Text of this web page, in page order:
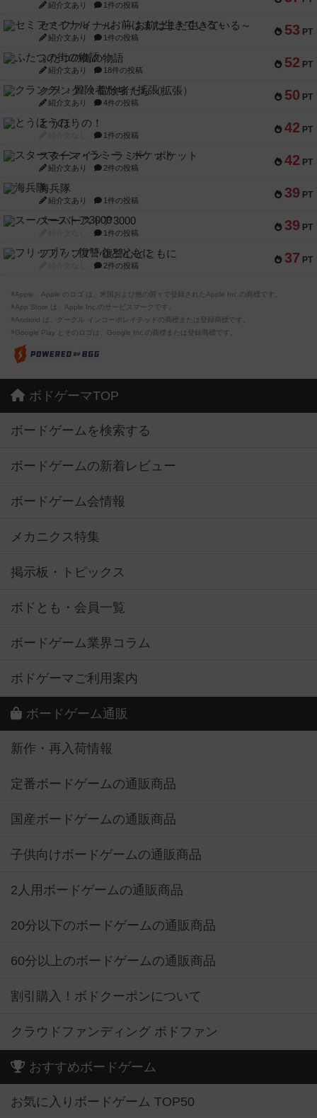
紹介文あり 1件の投稿
53 PT
セミファイナル ～お前はまだ生きている～
紹介文あり 1件の投稿
52 PT
ふたつの街の物語
紹介文あり 18件の投稿
50 PT
クランク! ：冒険者たち（拡張）
紹介文あり 4件の投稿
42 PT
とうほうの！
1件の投稿
42 PT
スターマイン・ラミー ポケット
紹介文あり 2件の投稿
39 PT
海兵隊
紹介文あり 1件の投稿
39 PT
スーパーストア3000
1件の投稿
37 PT
フリップ７：復讐心とともに
2件の投稿
※Apple、Apple のロゴ は、米国および他の国々で登録されたApple Inc.の商標です。
※App Store は、Apple Inc.のサービスマークです。
※Android は、グーグル インコーポレイテッドの商標または登録商標です。
※Google Play とそのロゴは、Google Inc.の商標または登録商標です。
ボドゲーマTOP
ボードゲームを検索する
ボードゲームの新着レビュー
ボードゲーム会情報
メカニクス特集
掲示板・トピックス
ボドとも・会員一覧
ボードゲーム業界コラム
ボドゲーマご利用案内
ボードゲーム通販
新作・再入荷情報
定番ボードゲームの通販商品
国産ボードゲームの通販商品
子供向けボードゲームの通販商品
2人用ボードゲームの通販商品
20分以下のボードゲームの通販商品
60分以上のボードゲームの通販商品
割引購入！ボドクーポンについて
クラウドファンディング ボドファン
おすすめボードゲーム
お気に入りボードゲーム TOP50